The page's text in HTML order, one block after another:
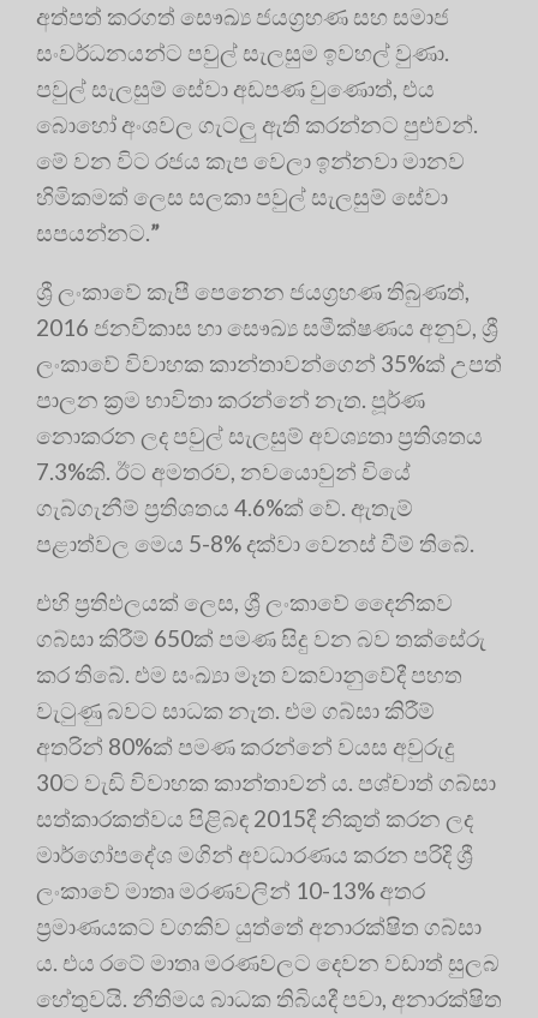
අත්පත් කරගත් සෞඛ්‍ය ජයග්‍රහණ සහ සමාජ
සංවර්ධනයන්ට පවුල් සැලසුම ඉවහල් වුණා.
පවුල් සැලසුම් සේවා අඩපණ වුණොත්, එය
බොහෝ අංශවල ගැටලු ඇති කරන්නට පුළුවන්.
මේ වන විට රජය කැප වෙලා ඉන්නවා මානව
හිමිකමක් ලෙස සලකා පවුල් සැලසුම් සේවා
සපයන්නට.”
ශ්‍රී ලංකාවේ කැපී පෙනෙන ජයග්‍ර‍හණ තිබුණත්,
2016 ජනවිකාස හා සෞඛ්‍ය සමීක්ෂණය අනුව, ශ්‍රී
ලංකාවේ විවාහක කාන්තාවන්ගෙන් 35%ක් උපත්
පාලන ක්‍ර‍ම භාවිතා කරන්නේ නැත. පූර්ණ
නොකරන ලද පවුල් සැලසුම් අවශ්‍යතා ප්‍ර‍තිශතය
7.3%කි. ඊට අමතරව, නවයොවුන් වියේ
ගැබ්ගැනීම් ප්‍ර‍තිශතය 4.6%ක් වේ. ඇතැම්
පළාත්වල මෙය 5-8% දක්වා වෙනස් වීම් තිබේ.
එහි ප්‍ර‍තිඵලයක් ලෙස, ශ්‍රී ලංකාවේ දෛනිකව
ගබ්සා කිරීම් 650ක් පමණ සිදු වන බව තක්සේරු
කර තිබේ. එම සංඛ්‍යා මෑත වකවානුවේදී පහත
වැටුණු බවට සාධක නැත. එම ගබ්සා කිරීම්
අතරින් 80%ක් පමණ කරන්නේ වයස අවුරුදු
30ට වැඩි විවාහක කාන්තාවන් ය. පශ්චාත් ගබ්සා
සත්කාරකත්වය පිළිබඳ 2015දී නිකුත් කරන ලද
මාර්ගෝපදේශ මගින් අවධාරණය කරන පරිදි ශ්‍රී
ලංකාවේ මාතෘ මරණවලින් 10-13% අතර
ප්‍ර‍මාණයකට වගකිව යුත්තේ අනාරක්ෂිත ගබ්සා
ය. එය රටේ මාතෘ මරණවලට දෙවන වඩාත් සුලබ
හේතුවයි. නීතිමය බාධක තිබියදී පවා, අනාරක්ෂිත